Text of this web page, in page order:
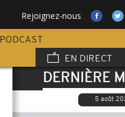
Rejoignez-nous
PODCAST
EN DIRECT
DERNIÈRE
5 août